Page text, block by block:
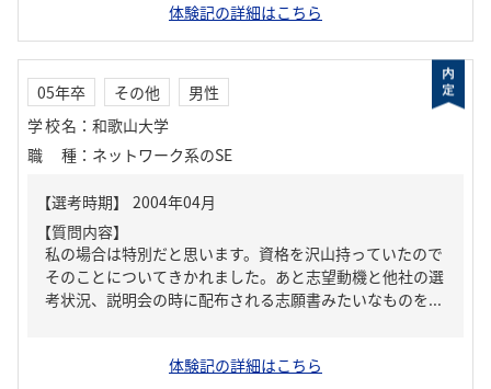
体験記の詳細はこちら
05年卒 その他
男性
学校名 ： 和歌山大学
職種 ： ネットワーク系のSE
【質問内容】
私の場合は特別だと思います。資格を沢山持っていたので
そのことについてきかれました。あと志望動機と他社の選
考状況、説明会の時に配布される志願書みたいなものを...
体験記の詳細はこちら